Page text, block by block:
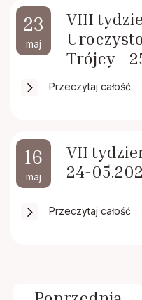
23
maj
VIII
Trójcy -
Przeczytaj całość
16
maj
VII
24-
Przeczytaj całość